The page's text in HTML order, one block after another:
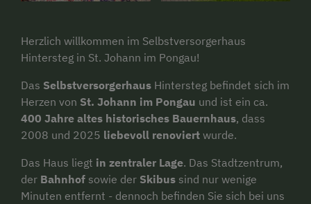
Herzlich willkommen im Selbstversorgerhaus
Hintersteg in St. Johann im Pongau!
Das Selbstversorgerhaus Hintersteg befindet sich im
Herzen von St. Johann im Pongau und ist ein ca.
400 Jahre altes historisches Bauernhaus, dass
2008 und 2025 liebevoll renoviert wurde.
Das Haus liegt in zentraler Lage. Das Stadtzentrum,
der Bahnhof sowie der Skibus sind nur wenige
Minuten entfernt - dennoch befinden Sie sich bei uns